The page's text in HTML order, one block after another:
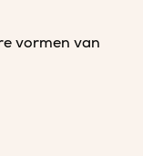
vormen van